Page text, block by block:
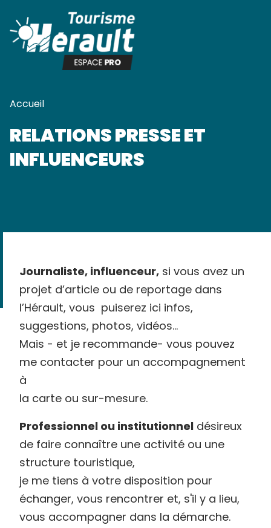
Accueil
RELATIONS PRESSE ET
INFLUENCEURS
Journaliste, influenceur, si vous avez un
projet d’article ou de reportage dans
l’Hérault, vous puiserez ici infos,
suggestions, photos, vidéos…
Mais - et je recommande- vous pouvez
me contacter pour un accompagnement
à
la carte ou sur-mesure.
Professionnel ou institutionnel désireux
de faire connaître une activité ou une
structure touristique,
je me tiens à votre disposition pour
échanger, vous rencontrer et, s'il y a lieu,
vous accompagner dans la démarche.